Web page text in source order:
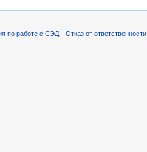
по работе с СЭД Отказ от ответственности